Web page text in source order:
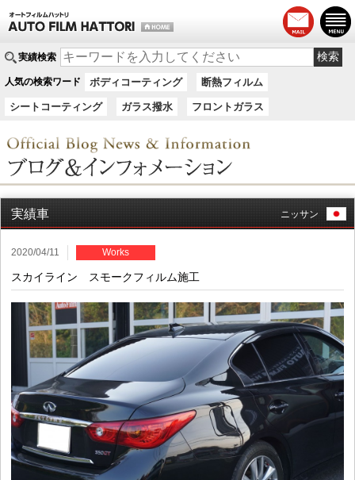
実績検索
人気の検索ワード ボディコーティング 断熱フィルム
シートコーティング ガラス撥水 フロントガラス
実績車 ニッサン
2020/04/11 Works
スカイライン スモークフィルム施工